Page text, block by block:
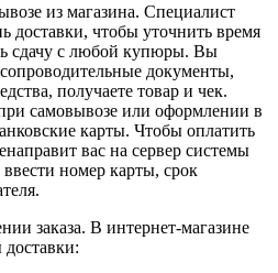
из магазина. Специалист
доставки, чтобы уточнить время
сдачу с любой купюры. Вы
документы,
получаете товар и чек.
самовывозе или оформлении в
карты. Чтобы оплатить
вас на сервер системы
номер карты, срок
заказа. В интернет-магазине